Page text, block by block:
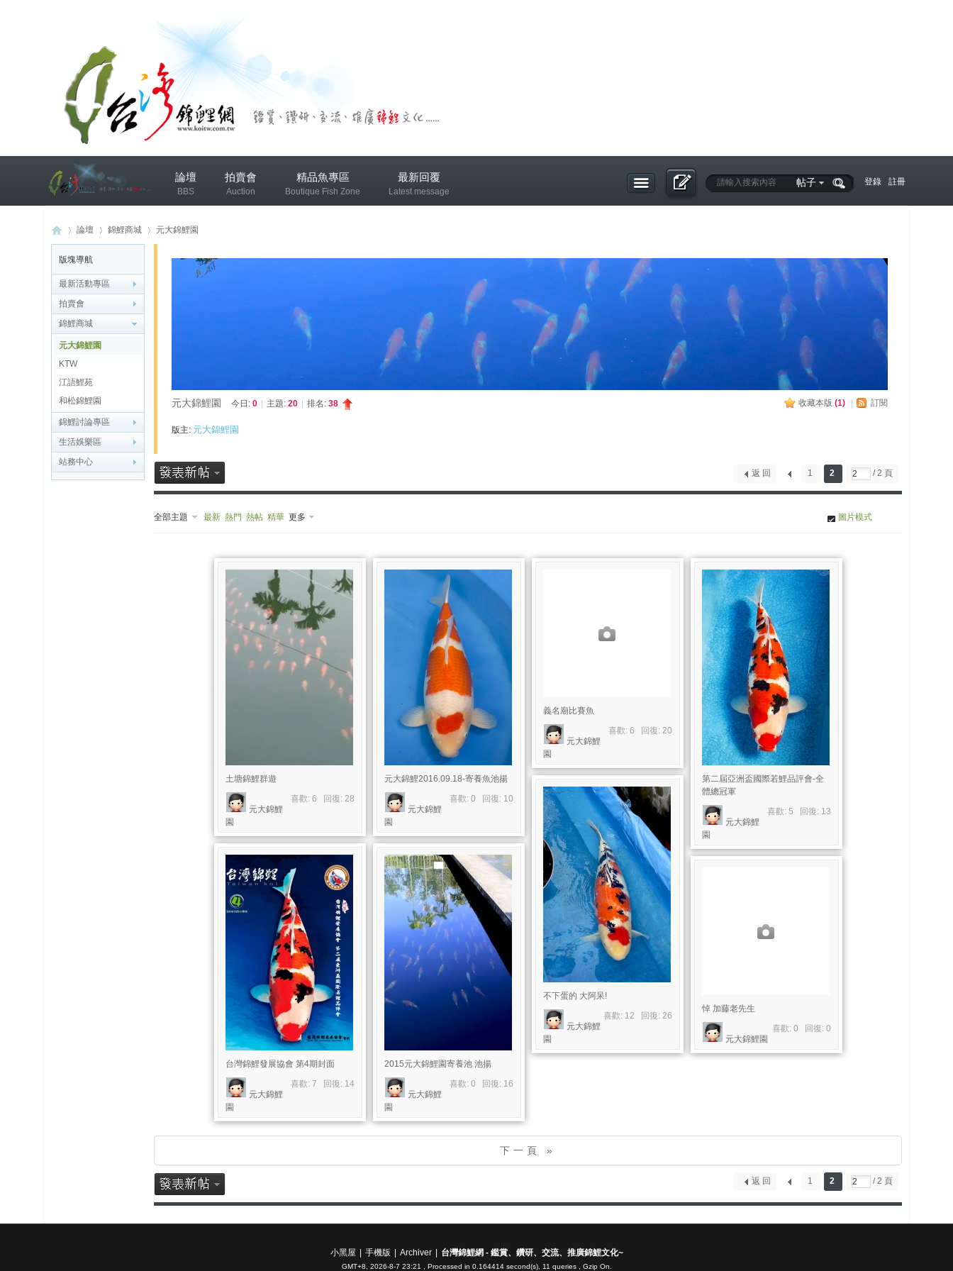
論壇
BBS
拍賣會
Auction
精品魚專區
Boutique Fish Zone
最新回覆
Latest message
錦鯉協會專區
登錄 註冊
帖子
灣
»
論壇 錦鯉商城 元大錦鯉園
版塊導航
最新活動專區
拍賣會
錦鯉商城
元大錦鯉園
KTW
江語鯉苑
和松錦鯉園
錦鯉討論專區
生活娛樂區
站務中心
收藏本版 (1) 訂閱
元大錦鯉園 今日: 0 主題: 20 排名: 38
版主: 元大錦鯉園
1 2 / 2 頁
返 回
全部主題 最新 熱門 熱帖 精華 更多 圖片模式
土塘錦鯉群遊
喜歡: 6 回復: 28
元大錦鯉
園
元大錦鯉2016.09.18-寄養魚池揚
喜歡: 0 回復: 10
元大錦鯉
園
義名廟比賽魚
喜歡: 6 回復: 20
元大錦鯉
園
第二屆亞洲盃國際若鯉品評會-全
體總冠軍
喜歡: 5 回復: 13
元大錦鯉
園
不下蛋的 大阿呆!
喜歡: 12 回復: 26
元大錦鯉
園
台灣錦鯉發展協會 第4期封面
喜歡: 7 回復: 14
元大錦鯉
園
2015元大錦鯉園寄養池 池揚
喜歡: 0 回復: 16
元大錦鯉
園
悼 加藤老先生
喜歡: 0 回復: 0
元大錦鯉園
下一頁 »
1 2 / 2 頁
返 回
小黑屋 手機版 Archiver 台灣錦鯉網 - 鑑賞、鑽研、交流、推廣錦鯉文化~
GMT+8, 2026-8-7 23:21 , Processed in 0.164414 second(s), 11 queries , Gzip On.